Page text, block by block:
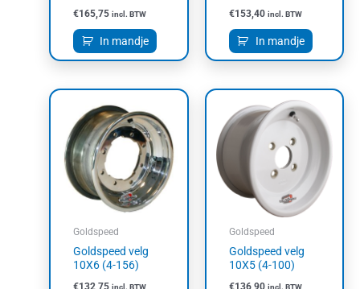
€165,75 incl. BTW
In mandje
€153,40 incl. BTW
In mandje
Goldspeed
Goldspeed velg
10X6 (4-156)
€132,75 incl. BTW
Goldspeed
Goldspeed velg
10X5 (4-100)
€136,90 incl. BTW